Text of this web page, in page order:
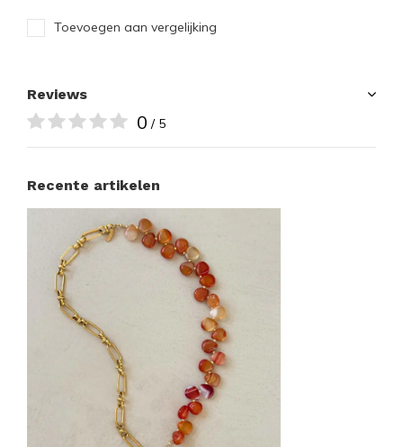
Toevoegen aan vergelijking
Reviews
0 / 5
Recente artikelen